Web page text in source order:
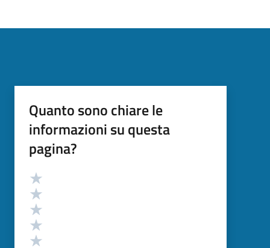
Quanto sono chiare le
informazioni su questa
pagina?
Valutazione